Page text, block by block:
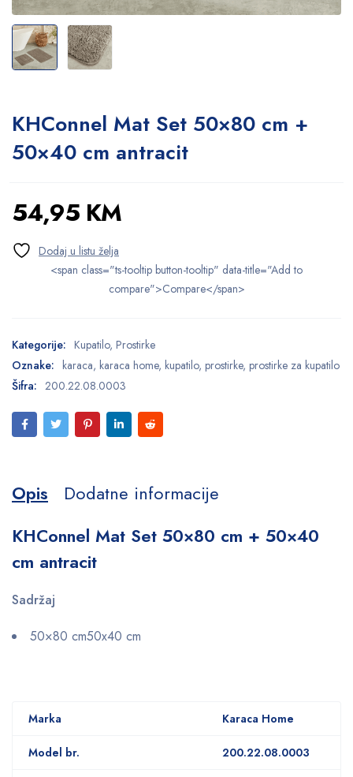
KHConnel Mat Set 50×80 cm +
50×40 cm antracit
54,95 KM
<span class="ts-tooltip button-tooltip" data-title="Add to
compare">Compare</span>
Kategorije: Kupatilo, Prostirke
Oznake: karaca, karaca home, kupatilo, prostirke, prostirke za kupatilo
Šifra: 200.22.08.0003
Opis
Dodatne informacije
KHConnel Mat Set 50×80 cm + 50×40
cm antracit
Sadržaj
50×80 cm50x40 cm
Marka Karaca Home
Model br. 200.22.08.0003